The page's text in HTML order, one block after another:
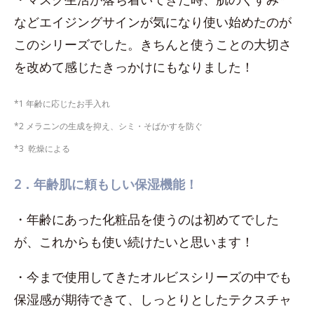
などエイジングサインが気になり使い始めたのが
このシリーズでした。きちんと使うことの大切さ
を改めて感じたきっかけにもなりました！
*1 年齢に応じたお手入れ
*2 メラニンの生成を抑え、シミ・そばかすを防ぐ
*3 乾燥による
2．年齢肌に頼もしい保湿機能！
・年齢にあった化粧品を使うのは初めてでした
が、これからも使い続けたいと思います！
・今まで使用してきたオルビスシリーズの中でも
保湿感が期待できて、しっとりとしたテクスチャ